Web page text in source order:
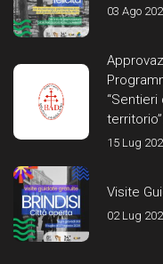
03 Ago
15 Lug
Visite
02 Lug